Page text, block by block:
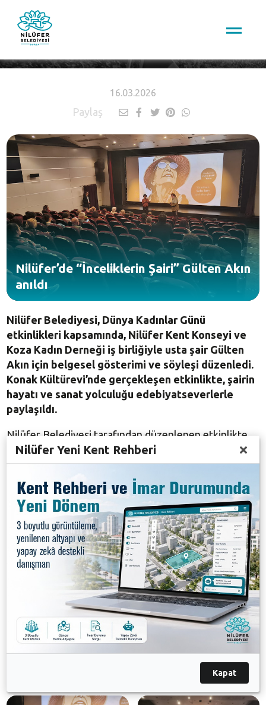
16.03.2026
Paylaş
Nilüfer’de “İnceliklerin Şairi” Gülten Akın
anıldı
Nilüfer Belediyesi, Dünya Kadınlar Günü
etkinlikleri kapsamında, Nilüfer Kent Konseyi ve
Koza Kadın Derneği iş birliğiyle usta şair Gülten
Akın için belgesel gösterimi ve söyleşi düzenledi.
Konak Kültürevi’nde gerçekleşen etkinlikte, şairin
hayatı ve sanat yolculuğu edebiyatseverlerle
paylaşıldı.
Nilüfer Belediyesi tarafından düzenlenen etkinlikte,
Türk şiirinin önemli isimlerinden “İnceliklerin Şairi”
Gülten Akın’ın edebi mirası ve yaşamı ele alındı. Konak
Kültürevi’nde düzenlenen etkinlik, çok sayıda
edebiyatseveri ve sivil toplum temsilcisini bir araya
getirdi.
Nilüfer Kent Konseyi ve Koza Kadın Derneği iş
birliğiyle düzenlenen etkinlik, “Gülten” isimli
belgeselin gösterimiyle başladı. Gösterimin ardından,
şairin yaşamına ve edebiyat dünyasına dair detayların
konuşulduğu bir söyleşi gerçekleştirildi.
Moderatörlüğünü Zehra Betül Yazıcı’nın üstlendiği
söyleşide, yönetmen Sefa Sarı, Gülten Akın’ın sanatını
ve belgeselin yapım sürecini anlattı.
Nilüfer Yeni Kent Rehberi
Kapat